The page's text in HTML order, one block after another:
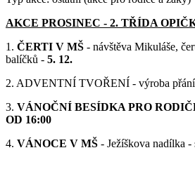
AKCE PROSINEC - 2. TŘÍDA
1. ČERTI V MŠ - návštěva Mikuláše,
balíčků - 5. 12.
2. ADVENTNÍ TVOŘENÍ - výroba
3. VÁNOČNÍ BESÍDKA PRO
OD 16:00
4. VÁNOCE V MŠ - Ježíškova nadílka -